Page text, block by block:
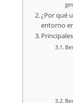
¿Por qué
entorno